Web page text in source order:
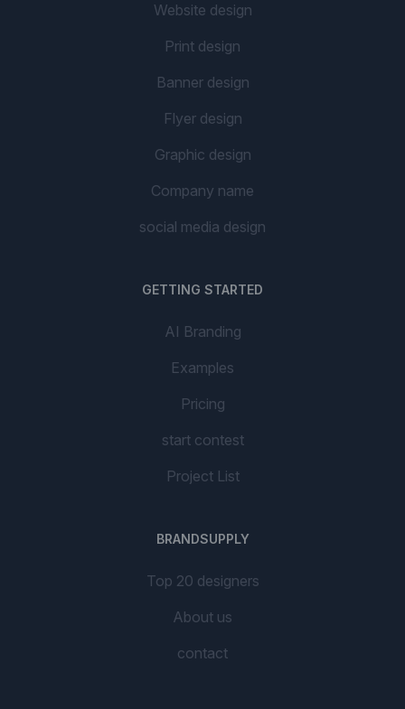
Website design
Print design
Banner design
Flyer design
Graphic design
Company name
social media design
GETTING STARTED
AI Branding
Examples
Pricing
start contest
Project List
BRANDSUPPLY
Top 20 designers
About us
contact